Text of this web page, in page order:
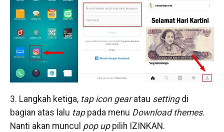
3. Langkah ketiga,tap icon gearatau settingdi
bagian atas lalu tappada menu Download themes.
Nanti akan muncul pop uppilih IZINKAN.